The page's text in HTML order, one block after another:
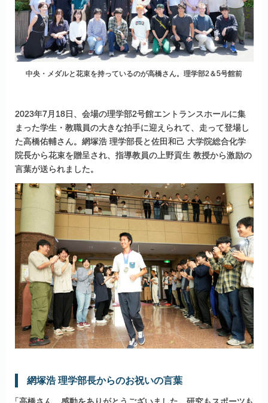
中央・メダルと花束を持っているのが高橋さん。理学部2＆5号館前
2023年7月18日、会場の理学部2号館エントランスホールに集
まった学生・教職員の大きな拍手に迎えられて、走って登場し
た高橋佑輔さん。網塚浩 理学部長と佐田和己 大学院総合化学
院長から花束を贈呈され、指導教員の上野貢生 教授から激励の
言葉が送られました。
網塚浩 理学部長からのお祝いの言葉